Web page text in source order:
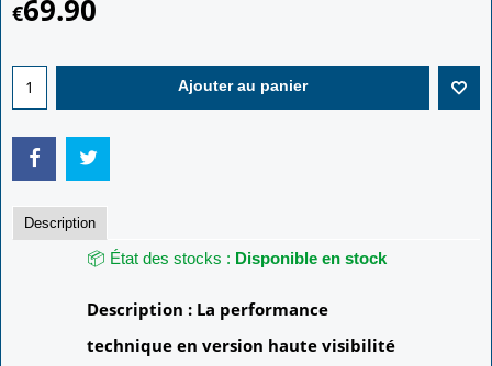
€69.90
Ajouter au panier
Description
📦 État des stocks : Disponible en stock
Description : La performance
technique en version haute visibilité